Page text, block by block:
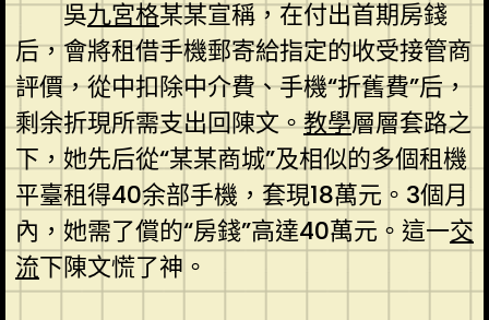
吳九宮格某某宣稱，在付出首期房錢
后，會將租借手機郵寄給指定的收受接管商
評價，從中扣除中介費、手機“折舊費”后，
剩余折現所需支出回陳文。教學層層套路之
下，她先后從“某某商城”及相似的多個租機
平臺租得40余部手機，套現18萬元。3個月
內，她需了償的“房錢”高達40萬元。這一交
流下陳文慌了神。